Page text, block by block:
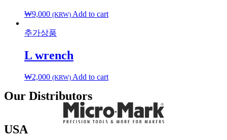
₩9,000 (KRW) Add to cart
추가상품
L wrench
₩2,000 (KRW) Add to cart
Our Distributors
USA